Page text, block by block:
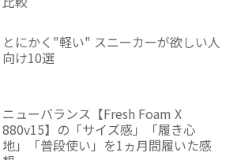
とにかく"軽い" スニーカーが欲しい人
向け10選
ニューバランス【Fresh Foam X
880v15】の「サイズ感」「履き心
地」「普段使い」を1ヵ月間履いた感